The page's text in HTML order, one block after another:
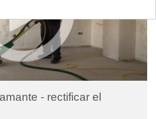
- rectificar el